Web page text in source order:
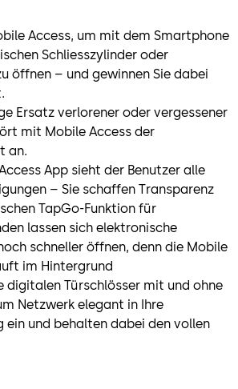
Access, um mit dem Smartphone
Schliesszylinder oder
öffnen – und gewinnen Sie dabei
Ersatz verlorener oder vergessener
mit Mobile Access der
an.
App sieht der Benutzer alle
– Sie schaffen Transparenz
TapGo-Funktion für
lassen sich elektronische
schneller öffnen, denn die Mobile
im Hintergrund
digitalen Türschlösser mit und ohne
Netzwerk elegant in Ihre
und behalten dabei den vollen